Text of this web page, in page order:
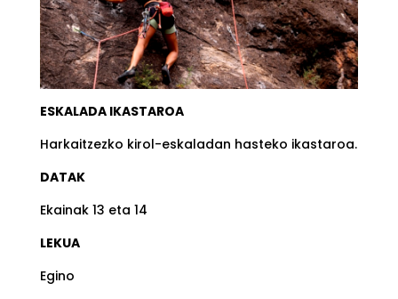
ESKALADA IKASTAROA
Harkaitzezko kirol-eskaladan hasteko ikastaroa.
DATAK
Ekainak 13 eta 14
LEKUA
Egino